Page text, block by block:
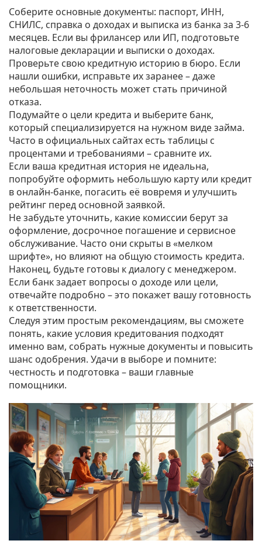
Соберите основные документы: паспорт, ИНН,
СНИЛС, справка о доходах и выписка из банка за 3‑6
месяцев. Если вы фрилансер или ИП, подготовьте
налоговые декларации и выписки о доходах.
Проверьте свою кредитную историю в бюро. Если
нашли ошибки, исправьте их заранее – даже
небольшая неточность может стать причиной
отказа.
Подумайте о цели кредита и выберите банк,
который специализируется на нужном виде займа.
Часто в официальных сайтах есть таблицы с
процентами и требованиями – сравните их.
Если ваша кредитная история не идеальна,
попробуйте оформить небольшую карту или кредит
в онлайн‑банке, погасить её вовремя и улучшить
рейтинг перед основной заявкой.
Не забудьте уточнить, какие комиссии берут за
оформление, досрочное погашение и сервисное
обслуживание. Часто они скрыты в «мелком
шрифте», но влияют на общую стоимость кредита.
Наконец, будьте готовы к диалогу с менеджером.
Если банк задает вопросы о доходе или цели,
отвечайте подробно – это покажет вашу готовность
к ответственности.
Следуя этим простым рекомендациям, вы сможете
понять, какие условия кредитования подходят
именно вам, собрать нужные документы и повысить
шанс одобрения. Удачи в выборе и помните:
честность и подготовка – ваши главные
помощники.